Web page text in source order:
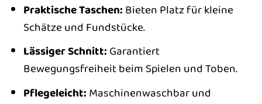
Praktische Taschen: Bieten Platz für kleine
Schätze und Fundstücke.
Lässiger Schnitt: Garantiert
Bewegungsfreiheit beim Spielen und Toben.
Pflegeleicht: Maschinenwaschbar und